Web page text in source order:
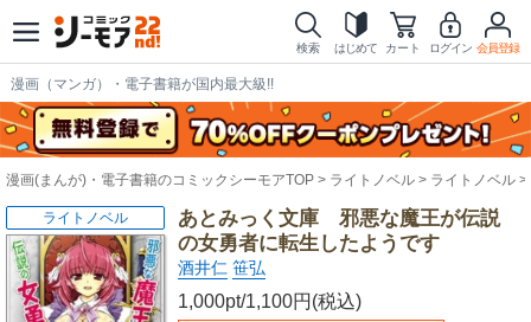
検索 はじめて カート ログイン 会員登録
漫画（マンガ）・電子書籍が国内最大級!!
漫画(まんが)・電子書籍のコミックシーモアTOP ライトノベル ライトノベル
あとみっく文庫 邪悪な魔王が伝説
の女勇者に転生したようです
酒井仁 笹弘
1,000pt/1,100円(税込)
ライトノベル